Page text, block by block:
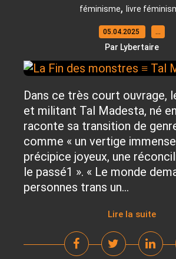
féminisme, livre
05.04.2025 …
Par Lybertaire
Dans ce très court ouvrage,
et militant Tal Madesta, né
raconte sa transition de
comme « un vertige
précipice joyeux, une
le passé1 ». « Le monde
personnes trans un...
Lire la suite